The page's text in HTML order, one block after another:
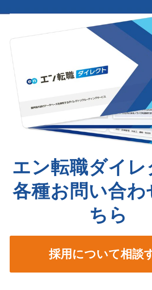
エン転職ダイレ
各種お問い合わ
ちら
採用について相談